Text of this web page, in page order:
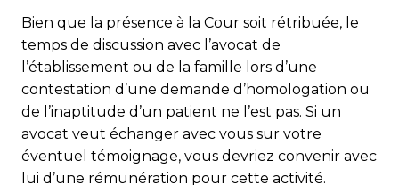
Bien que la présence à la Cour soit rétribuée, le
temps de discussion avec l’avocat de
l’établissement ou de la famille lors d’une
contestation d’une demande d’homologation ou
de l’inaptitude d’un patient ne l’est pas. Si un
avocat veut échanger avec vous sur votre
éventuel témoignage, vous devriez convenir avec
lui d’une rémunération pour cette activité.